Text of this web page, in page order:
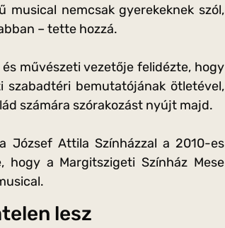
nemcsak gyerekeknek szól,
– tette hozzá.
művészeti vezetője felidézte, hogy
szabadtéri bemutatójának ötletével,
számára szórakozást nyújt majd.
József Attila Színházzal a 2010-es
hogy a Margitszigeti Színház Mese
lesz